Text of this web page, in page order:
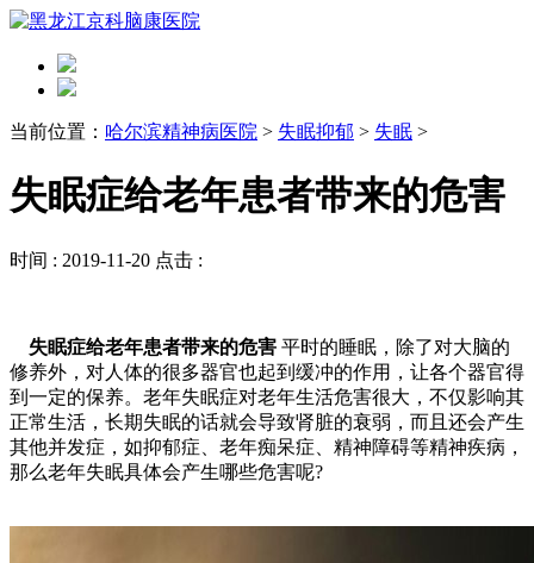
当前位置： 哈尔滨精神病医院 > 失眠抑郁 > 失眠 >
失眠症给老年患者带来的危害
时间 : 2019-11-20 点击 :
失眠症给老年患者带来的危害 平时的睡眠，除了对大脑的
修养外，对人体的很多器官也起到缓冲的作用，让各个器官得
到一定的保养。老年失眠症对老年生活危害很大，不仅影响其
正常生活，长期失眠的话就会导致肾脏的衰弱，而且还会产生
其他并发症，如抑郁症、老年痴呆症、精神障碍等精神疾病，
那么老年失眠具体会产生哪些危害呢?